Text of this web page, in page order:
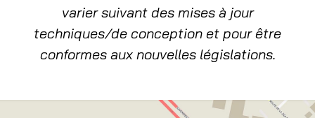
varier suivant des mises à jour
techniques/de conception et pour être
conformes aux nouvelles législations.